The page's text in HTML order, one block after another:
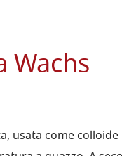
Wachs
usata come